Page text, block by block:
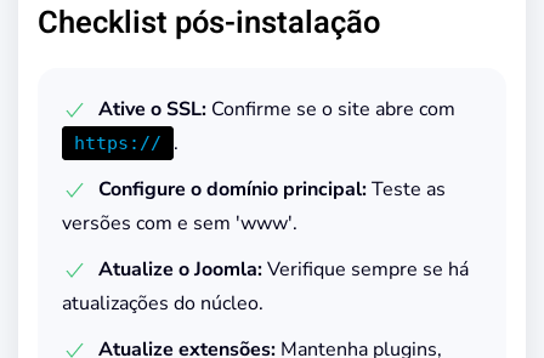
Checklist pós-instalação
Ative o SSL: Confirme se o site abre com
https://
.
Configure o domínio principal:Teste as
versões com e sem 'www'.
Atualize o Joomla:Verifique sempre se há
atualizações do núcleo.
Atualize extensões: Mantenha plugins,